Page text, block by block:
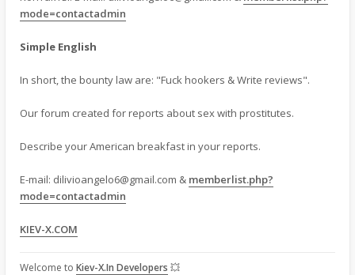
mode=contactadmin
Simple English
In short, the bounty law are: "Fuck hookers & Write reviews".
Our forum created for reports about sex with prostitutes.
Describe your American breakfast in your reports.
E-mail: dilivioangelo6@gmail.com & memberlist.php?
mode=contactadmin
KIEV-X.COM
Welcome to Kiev-X.In Developers 💥